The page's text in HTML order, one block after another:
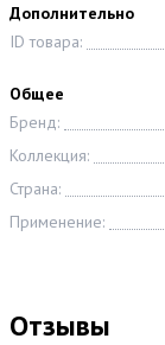
Дополнительно
ID товара:
Общее
Бренд:
Коллекция:
Страна:
Применение:
Отзывы